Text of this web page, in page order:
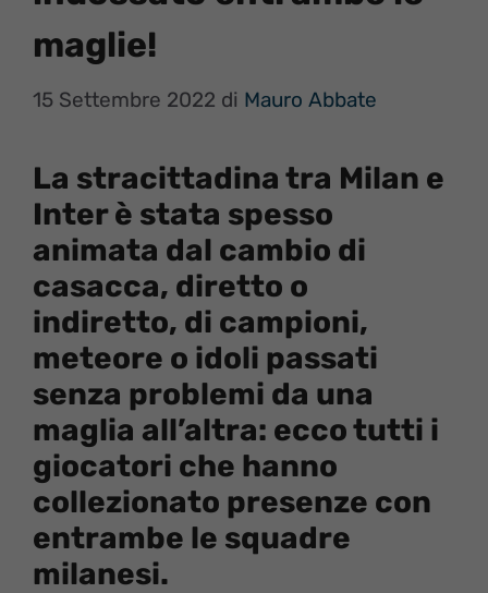
maglie!
15 Settembre 2022 di Mauro Abbate
La stracittadina tra Milan e
Inter è stata spesso
animata dal cambio di
casacca, diretto o
indiretto, di campioni,
meteore o idoli passati
senza problemi da una
maglia all’altra: ecco tutti i
giocatori che hanno
collezionato presenze con
entrambe le squadre
milanesi.